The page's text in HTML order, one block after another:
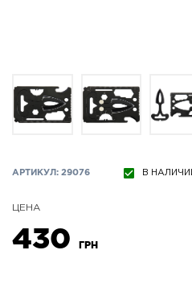
АРТИКУЛ: 29076 В
ЦЕНА
430 ГРН